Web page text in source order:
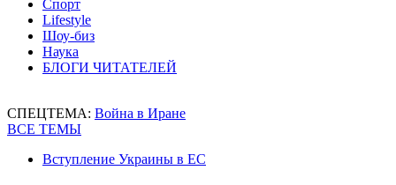
Спорт
Lifestyle
Шоу-биз
Наука
БЛОГИ ЧИТАТЕЛЕЙ
СПЕЦТЕМА: Война в Иране
ВСЕ ТЕМЫ
Вступление Украины в ЕС